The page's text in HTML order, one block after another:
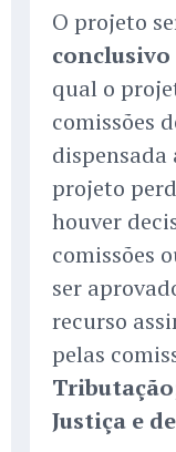
O projeto
conclusivo
qual o
comissões
dispensada
projeto
houver
comissões
ser
recurso
pelas
Tributação
Justiça e